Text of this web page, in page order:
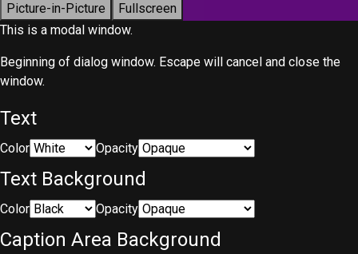
Picture-in-Picture
Fullscreen
This is a modal window.
Beginning of dialog window. Escape will cancel and close the
window.
Text
Color Opacity
Text Background
Color Opacity
Caption Area Background